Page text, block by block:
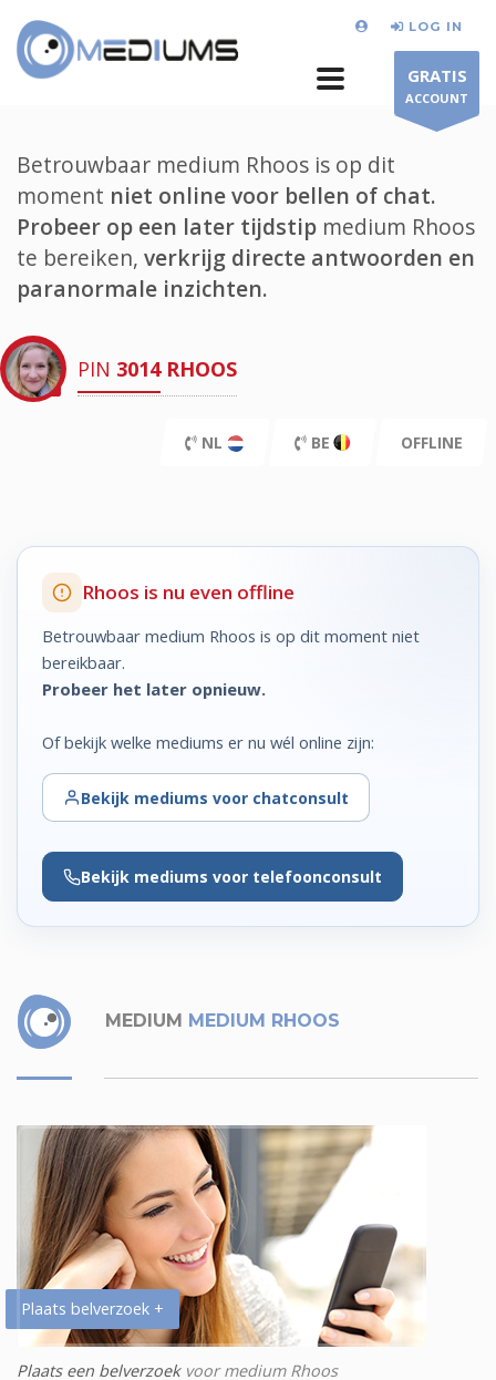
LOG IN
GRATIS
ACCOUNT
Betrouwbaar medium Rhoos is op dit
moment niet online voor bellen of chat.
Probeer op een later tijdstip medium Rhoos
te bereiken, verkrijg directe antwoorden en
paranormale inzichten.
PIN 3014 RHOOS
NL BE OFFLINE
Rhoos is nu even offline
Betrouwbaar medium Rhoos is op dit moment niet
bereikbaar.
Probeer het later opnieuw.
Of bekijk welke mediums er nu wél online zijn:
Bekijk mediums voor chatconsult
Bekijk mediums voor telefoonconsult
MEDIUM MEDIUM RHOOS
Plaats belverzoek +
Plaats een belverzoekvoor medium Rhoos